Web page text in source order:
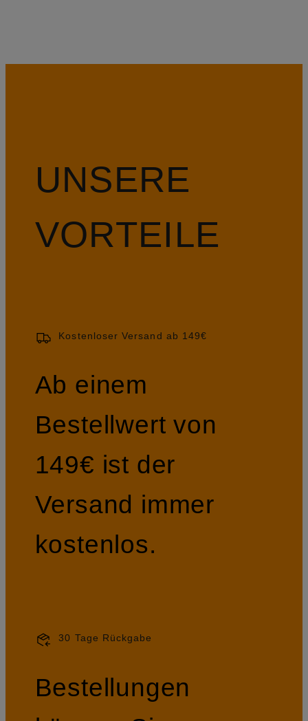
UNSERE
VORTEILE
Kostenloser Versand ab 149€
Ab einem
Bestellwert von
149€ ist der
Versand immer
kostenlos.
30 Tage Rückgabe
Bestellungen